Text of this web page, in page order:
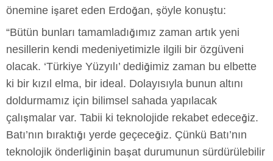
önemine işaret eden Erdoğan, şöyle konuştu:
“Bütün bunları tamamladığımız zaman artık yeni
nesillerin kendi medeniyetimizle ilgili bir özgüveni
olacak. ‘Türkiye Yüzyılı’ dediğimiz zaman bu elbette
ki bir kızıl elma, bir ideal. Dolayısıyla bunun altını
doldurmamız için bilimsel sahada yapılacak
çalışmalar var. Tabii ki teknolojide rekabet edeceğiz.
Batı’nın bıraktığı yerde geçeceğiz. Çünkü Batı’nın
teknolojik önderliğinin başat durumunun sürdürülebilir